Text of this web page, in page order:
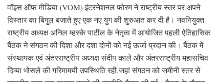
वॉइस ऑफ मीडिया (VOM) इंटरनेशनल फोरम ने राष्ट्रीय स्तर पर अपने
विस्तार का बिगुल बजाते हुए एक नए युग की शुरुआत कर दी है। नवनियुक्त
राष्ट्रीय अध्यक्ष अनिल म्हस्के पाटील के नेतृत्व में आयोजित पहली ऐतिहासिक
बैठक ने संगठन की दिशा और दशा दोनों को नई ऊर्जा प्रदान की। बैठक में
संस्थापक एवं अंतरराष्ट्रीय अध्यक्ष संदीप काले और अंतरराष्ट्रीय महासचिव
दिव्या भोसले की गरिमामयी उपस्थिति रही,जहां संगठन को जमीनी स्तर से